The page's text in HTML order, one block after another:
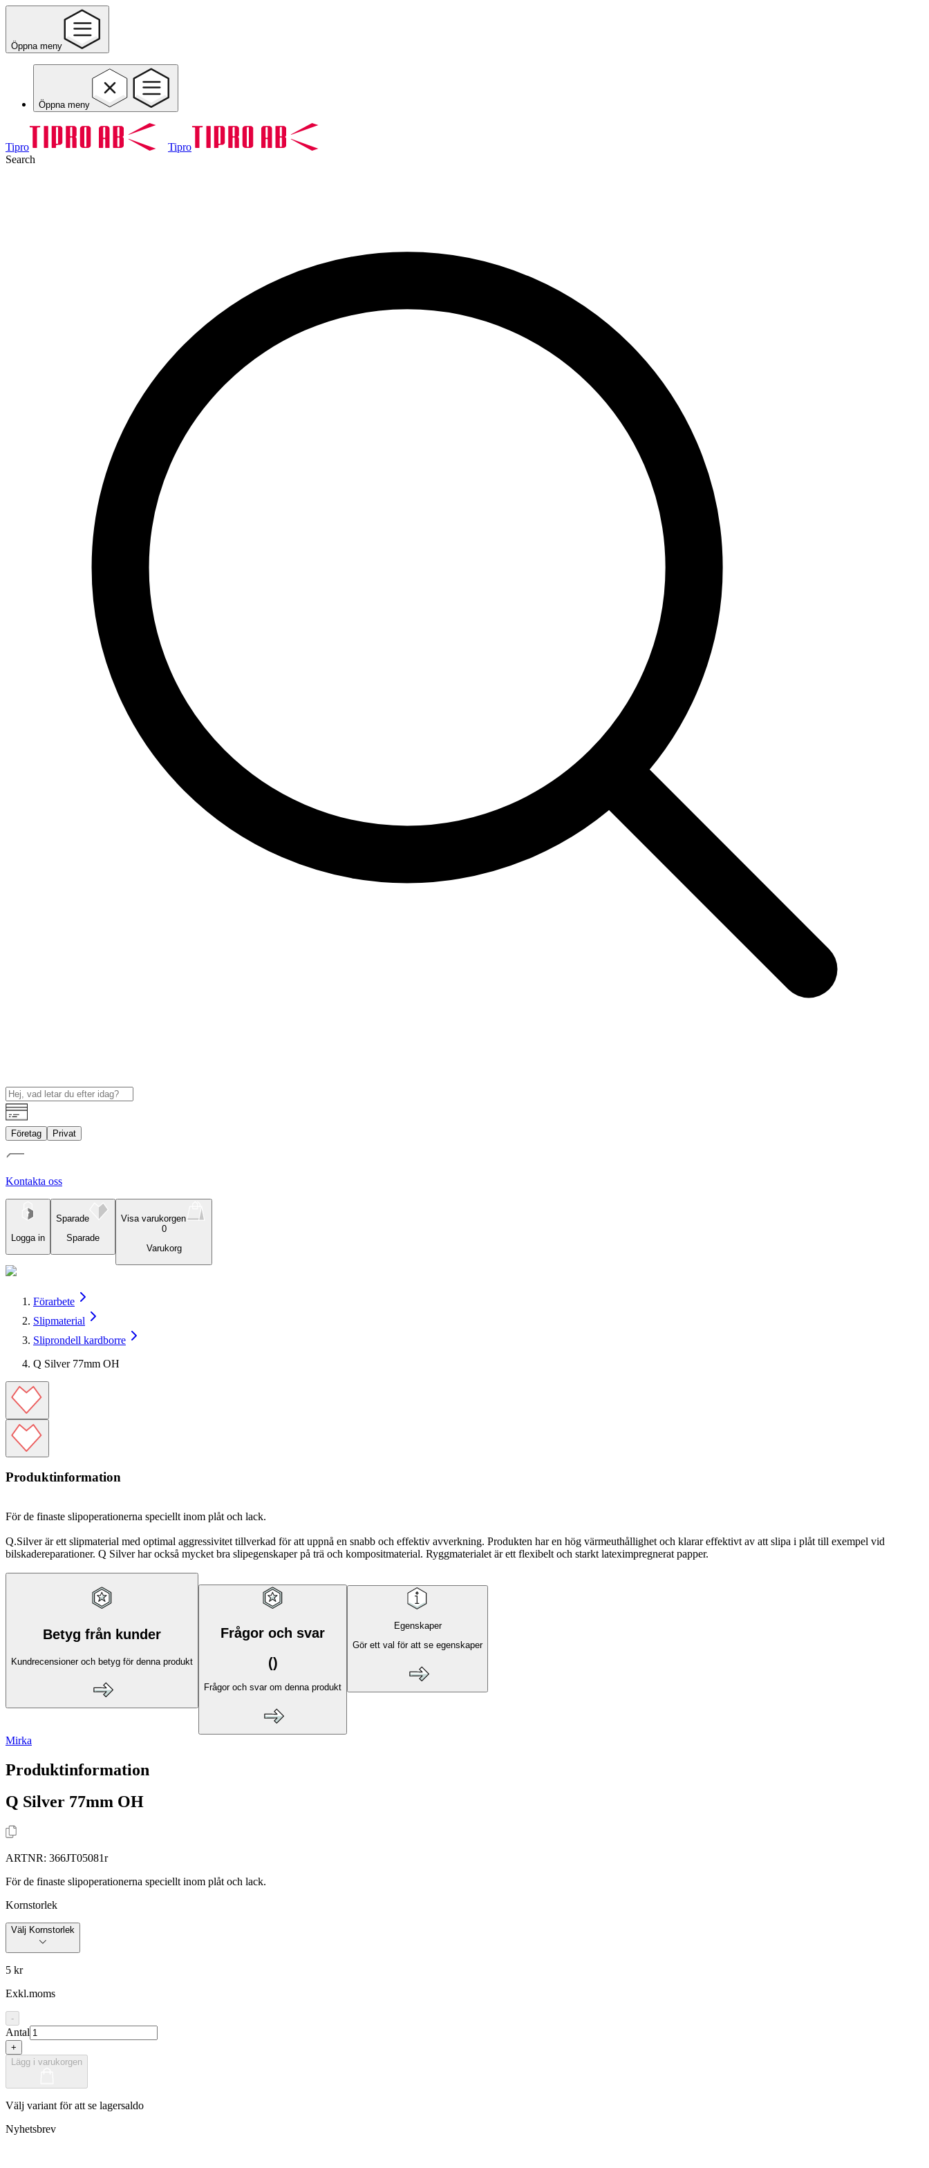
Öppna meny
Öppna meny
Tipro
Tipro
Search
Företag Privat
Kontakta oss
Logga in
Sparade
Sparade
Visa varukorgen
0
Varukorg
Förarbete
Slipmaterial
Sliprondell kardborre
Q Silver 77mm OH
Produktinformation
För de finaste slipoperationerna speciellt inom plåt och lack.
Q.Silver är ett slipmaterial med optimal aggressivitet tillverkad för att uppnå en snabb och effektiv avverkning. Produkten har en hög värmeuthållighet och klarar effektivt av att slipa i plåt till exempel vid
bilskadereparationer. Q Silver har också mycket bra slipegenskaper på trä och kompositmaterial. Ryggmaterialet är ett flexibelt och starkt lateximpregnerat papper.
Betyg från kunder
Kundrecensioner och betyg för denna produkt
Frågor och svar
()
Frågor och svar om denna produkt
Egenskaper
Gör ett val för att se egenskaper
Mirka
Produktinformation
Q Silver 77mm OH
ARTNR: 366JT05081r
För de finaste slipoperationerna speciellt inom plåt och lack.
Kornstorlek
Välj Kornstorlek
5 kr
Exkl.moms
-
Antal
+
Lägg i varukorgen
Välj variant för att se lagersaldo
Nyhetsbrev